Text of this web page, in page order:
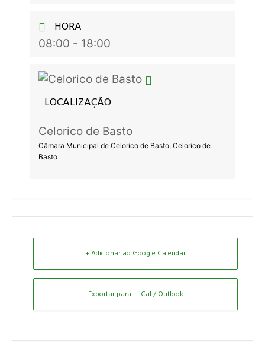
HORA
08:00 - 18:00
LOCALIZAÇÃO
Celorico de Basto
Câmara Municipal de Celorico de Basto, Celorico de
Basto
+ Adicionar ao Google Calendar
Exportar para + iCal / Outlook